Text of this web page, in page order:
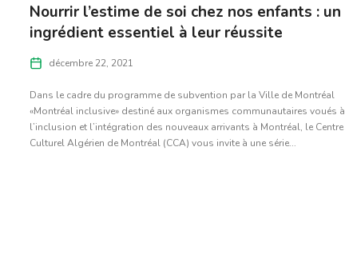
Nourrir l’estime de soi chez nos enfants : un
ingrédient essentiel à leur réussite
décembre 22, 2021
Dans le cadre du programme de subvention par la Ville de Montréal
«Montréal inclusive» destiné aux organismes communautaires voués à
l’inclusion et l’intégration des nouveaux arrivants à Montréal, le Centre
Culturel Algérien de Montréal (CCA) vous invite à une série...